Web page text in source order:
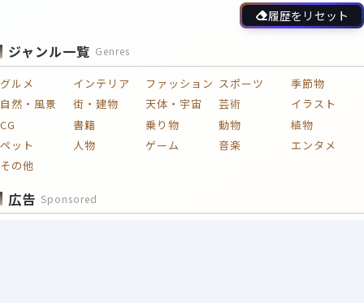
履歴をリセット
ジャンル一覧 Genres
グルメ インテリア ファッション スポーツ
季節物
自然・風景
街・建物 天体・宇宙 芸術
イラスト
CG
書籍 乗り物 動物
植物
ペット
人物 ゲーム 音楽
エンタメ
その他
広告 Sponsored